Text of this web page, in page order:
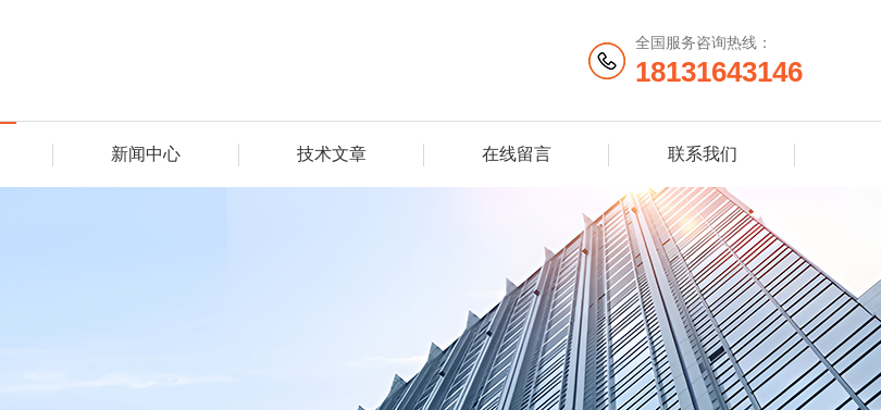
全国服务咨询热线：
18131643146
新闻中心 技术文章 在线留言 联系我们